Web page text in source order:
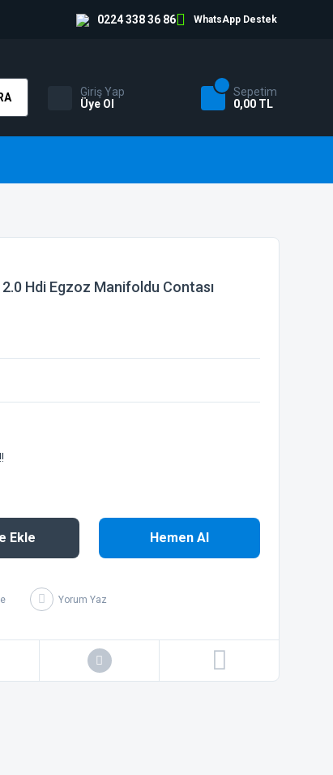
0224 338 36 86 WhatsApp Destek
Giriş Yap
Üye Ol
Sepetim
0,00 TL
Hdi Egzoz Manifoldu Contası
Ekle Hemen Al
Yorum Yaz